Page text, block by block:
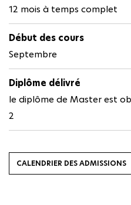
12 mois à temps complet
Début des cours
Septembre
Diplôme délivré
le diplôme de Master est
2
CALENDRIER DES ADMISSIONS